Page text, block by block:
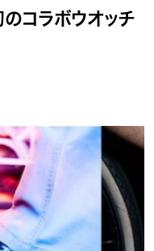
コラボウオッチ